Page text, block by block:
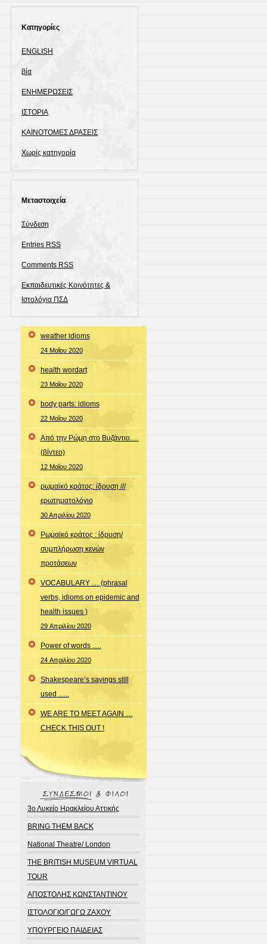
Kατηγορίες
ENGLISH
βία
ΕΝΗΜΕΡΩΣΕΙΣ
ΙΣΤΟΡΙΑ
ΚΑΙΝΟΤΟΜΕΣ ΔΡΑΣΕΙΣ
Χωρίς κατηγορία
Μεταστοιχεία
Σύνδεση
Entries RSS
Comments RSS
Εκπαιδευτικές Κοινότητες &
Ιστολόγια ΠΣΔ
weather idioms
24 Μαΐου 2020
health wordart
23 Μαΐου 2020
body parts: idioms
22 Μαΐου 2020
Από την Ρώμη στο Βυζάντιο….
(βίντεο)
12 Μαΐου 2020
ρωμαϊκό κράτος: ίδρυση ///
ερωτηματολόγιο
30 Απριλίου 2020
Ρωμαϊκό κράτος : ίδρυση/
συμπλήρωση κενών
προτάσεων
VOCABULARY … (phrasal
verbs, idioms on epidemic and
health issues )
29 Απριλίου 2020
Power of words ….
24 Απριλίου 2020
Shakespeare’s sayings still
used …..
WE ARE TO MEET AGAIN …
CHECK THIS OUT !
3ο Λυκείο Ηρακλείου Αττικής
BRING THEM BACK
National Theatre/ London
THE BRITISH MUSEUM VIRTUAL
TOUR
ΑΠΟΣΤΟΛΗΣ ΚΩΝΣΤΑΝΤΙΝΟΥ
ΙΣΤΟΛΟΓΙΟ/ΓΩΓΩ ΖΑΧΟΥ
ΥΠΟΥΡΓΕΙΟ ΠΑΙΔΕΙΑΣ